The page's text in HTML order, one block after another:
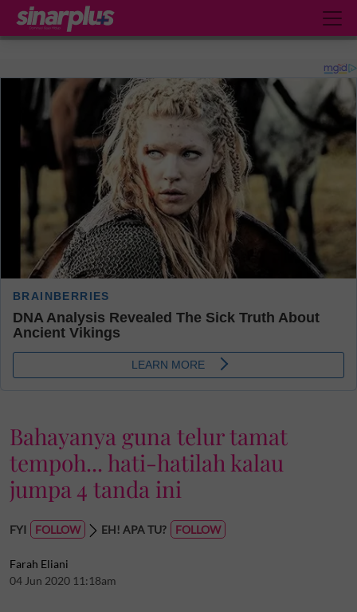
Bahayanya guna telur tamat
tempoh... hati-hatilah kalau
jumpa 4 tanda ini
FYI EH! APA TU?
Farah Eliani
04 Jun 2020 11:18am